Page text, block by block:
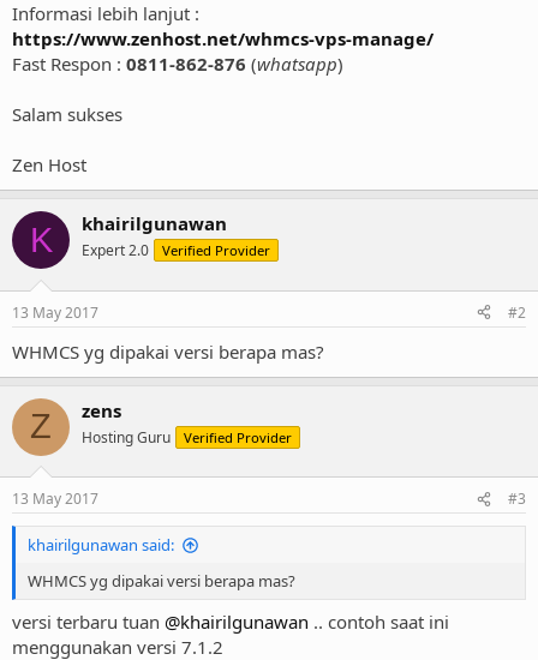
Informasi lebih lanjut :
https://www.zenhost.net/whmcs-vps-manage/
Fast Respon : 0811-862-876 (whatsapp)
Salam sukses
Zen Host
K khairilgunawan
Expert 2.0 Verified Provider
13 May 2017 #2
WHMCS yg dipakai versi berapa mas?
Z zens
Hosting Guru Verified Provider
13 May 2017 #3
khairilgunawan said:
WHMCS yg dipakai versi berapa mas?
versi terbaru tuan @khairilgunawan .. contoh saat ini
menggunakan versi 7.1.2